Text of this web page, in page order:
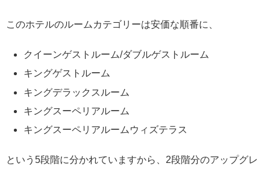
このホテルのルームカテゴリーは安価な順番に、
クイーンゲストルーム/ダブルゲストルーム
キングゲストルーム
キングデラックスルーム
キングスーペリアルーム
キングスーペリアルームウィズテラス
という5段階に分かれていますから、2段階分のアップグレ